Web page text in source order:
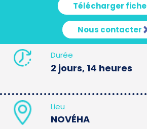
Télécharger fiche
Nous contacter
Durée
2 jours, 14 heures
Lieu
NOVÉHA